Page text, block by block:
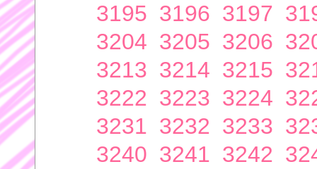
3195 3196 3197
3204 3205 3206
3213 3214 3215
3222 3223 3224
3231 3232 3233
3240 3241 3242